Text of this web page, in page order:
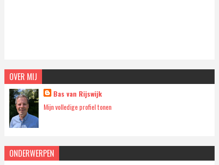
OVER MIJ
Bas van Rijswijk
Mijn volledige profiel tonen
ONDERWERPEN